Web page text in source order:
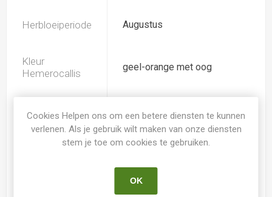
Herbloeiperiode Augustus
Kleur
Hemerocallis
geel-orange met oog
Spider
Bladverliezend
Hemerocallis
Cookies Helpen ons om een betere diensten te kunnen
verlenen. Als je gebruik wilt maken van onze diensten
stem je toe om cookies te gebruiken.
OK